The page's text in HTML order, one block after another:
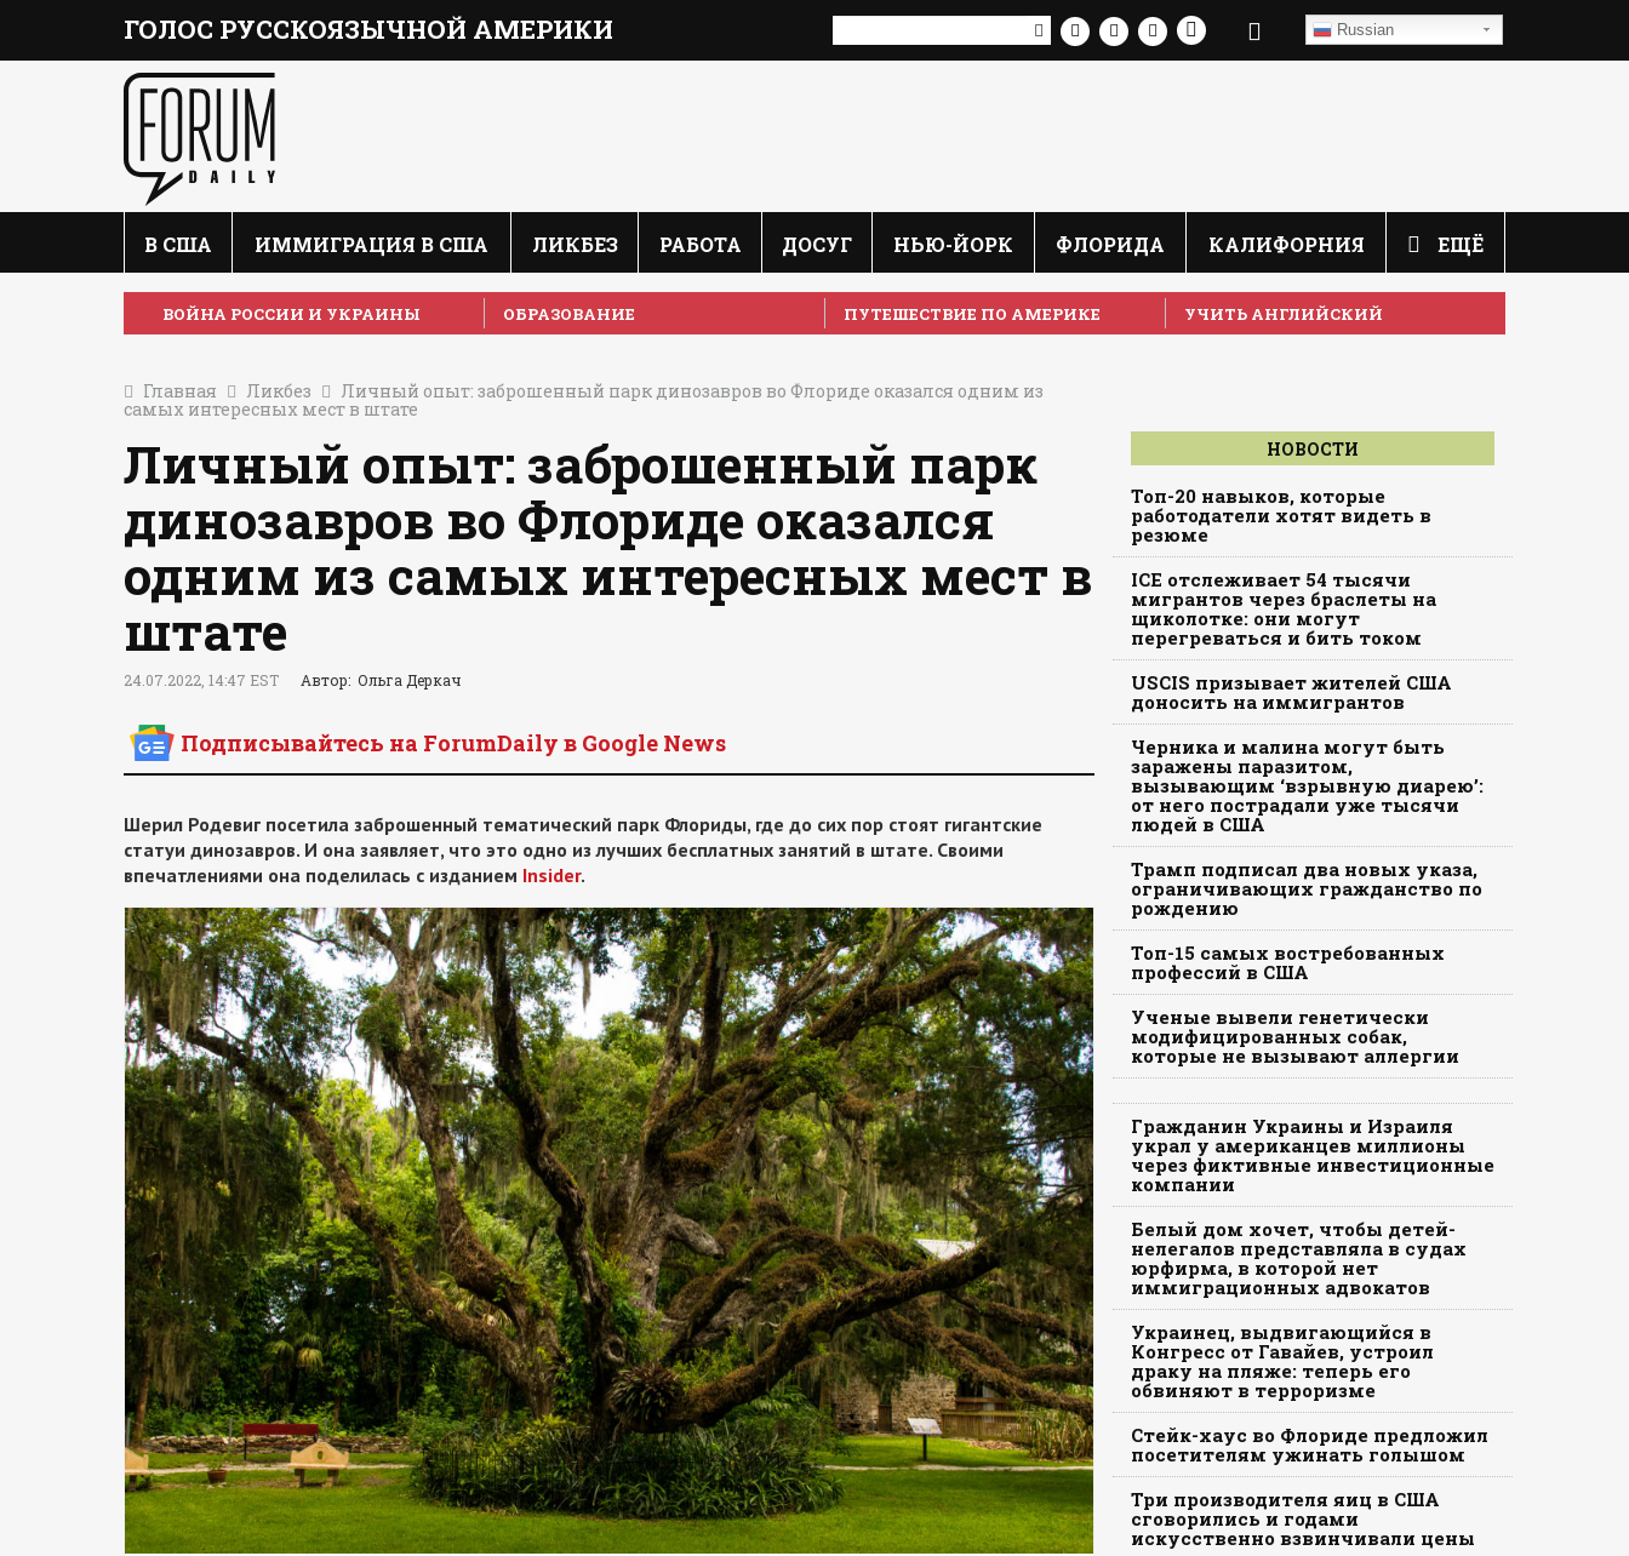
ГОЛОС РУССКОЯЗЫЧНОЙ АМЕРИКИ Russian
В США ИММИГРАЦИЯ В США ЛИКБЕЗ РАБОТА ДОСУГ НЬЮ-ЙОРК ФЛОРИДА КАЛИФОРНИЯ ЕЩЁ
ВОЙНА РОССИИ И УКРАИНЫ ОБРАЗОВАНИЕ ПУТЕШЕСТВИЕ ПО АМЕРИКЕ УЧИТЬ АНГЛИЙСКИЙ
Главная Ликбез Личный опыт: заброшенный парк динозавров во Флориде оказался одним из
самых интересных мест в штате
Личный опыт: заброшенный парк
динозавров во Флориде оказался
одним из самых интересных мест в
штате
24.07.2022, 14:47 EST Автор: Ольга Деркач
Подписывайтесь на ForumDaily в Google News
Шерил Родевиг посетила заброшенный тематический парк Флориды, где до сих пор стоят гигантские
статуи динозавров. И она заявляет, что это одно из лучших бесплатных занятий в штате. Своими
впечатлениями она поделилась с изданием Insider.
НОВОСТИ
Топ-20 навыков, которые
работодатели хотят видеть в
резюме
ICE отслеживает 54 тысячи
мигрантов через браслеты на
щиколотке: они могут
перегреваться и бить током
USCIS призывает жителей США
доносить на иммигрантов
Черника и малина могут быть
заражены паразитом,
вызывающим ‘взрывную диарею’:
от него пострадали уже тысячи
людей в США
Трамп подписал два новых указа,
ограничивающих гражданство по
рождению
Топ-15 самых востребованных
профессий в США
Ученые вывели генетически
модифицированных собак,
которые не вызывают аллергии
Гражданин Украины и Израиля
украл у американцев миллионы
через фиктивные инвестиционные
компании
Белый дом хочет, чтобы детей-
нелегалов представляла в судах
юрфирма, в которой нет
иммиграционных адвокатов
Украинец, выдвигающийся в
Конгресс от Гавайев, устроил
драку на пляже: теперь его
обвиняют в терроризме
Стейк-хаус во Флориде предложил
посетителям ужинать голышом
Три производителя яиц в США
сговорились и годами
искусственно взвинчивали цены